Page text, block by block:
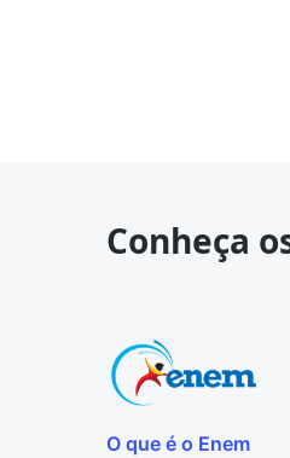
Conheça
O que é o Enem